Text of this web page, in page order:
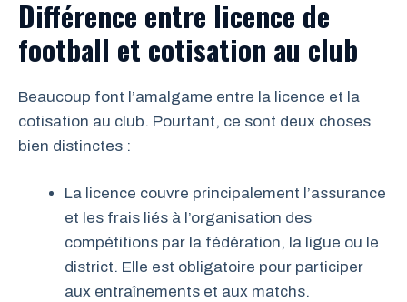
Différence entre licence de
football et cotisation au club
Beaucoup font l’amalgame entre la licence et la
cotisation au club. Pourtant, ce sont deux choses
bien distinctes :
La licence couvre principalement l’assurance
et les frais liés à l’organisation des
compétitions par la fédération, la ligue ou le
district. Elle est obligatoire pour participer
aux entraînements et aux matchs.